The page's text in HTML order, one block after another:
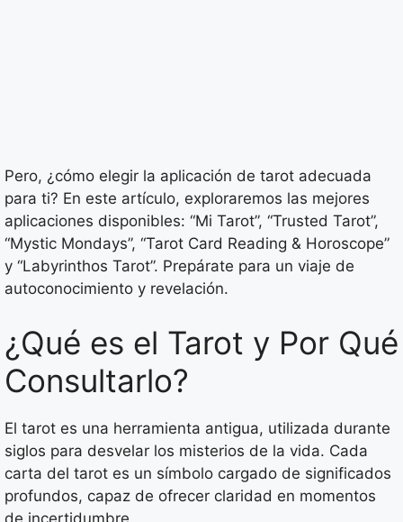
Pero, ¿cómo elegir la aplicación de tarot adecuada
para ti? En este artículo, exploraremos las mejores
aplicaciones disponibles: “Mi Tarot”, “Trusted Tarot”,
“Mystic Mondays”, “Tarot Card Reading & Horoscope”
y “Labyrinthos Tarot”. Prepárate para un viaje de
autoconocimiento y revelación.
¿Qué es el Tarot y Por Qué
Consultarlo?
El tarot es una herramienta antigua, utilizada durante
siglos para desvelar los misterios de la vida. Cada
carta del tarot es un símbolo cargado de significados
profundos, capaz de ofrecer claridad en momentos
de incertidumbre.